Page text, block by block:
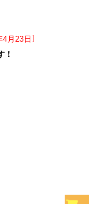
月23日］
！